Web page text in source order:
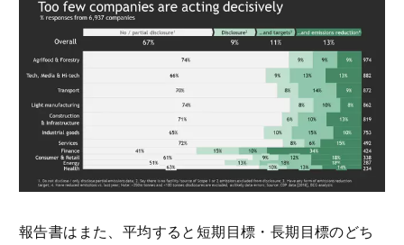
報告書はまた、平均すると短期目標・長期目標のどち